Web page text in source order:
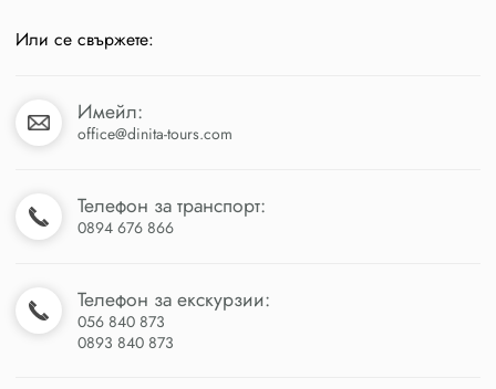
Или се свържете:
Имейл:
office@dinita-tours.com
Телефон за транспорт:
0894 676 866
Телефон за екскурзии:
056 840 873
0893 840 873